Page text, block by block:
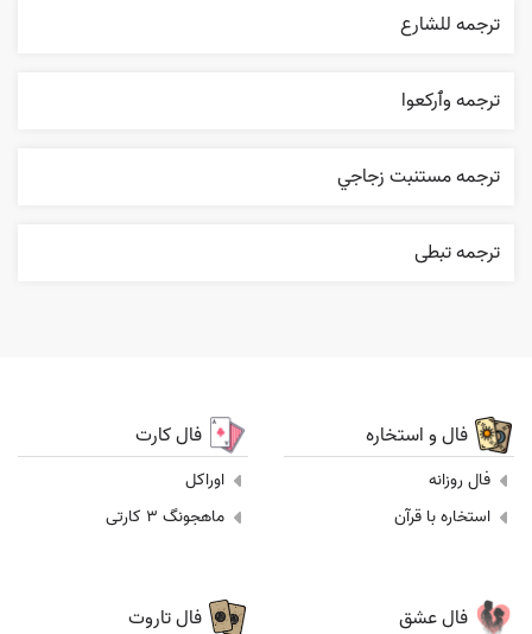
ترجمه للشارع
ترجمه وٱرکعوا
ترجمه مستنبت زجاجي
ترجمه تبطی
فال و استخاره
فال روزانه
استخاره با قرآن
فال کارت
اوراکل
ماهجونگ 3 کارتی
فال عشق فال تاروت